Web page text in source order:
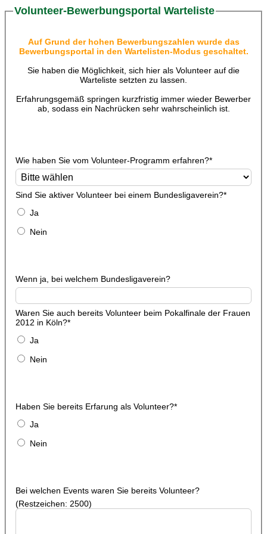
Volunteer-Bewerbungsportal Warteliste
Auf Grund der hohen Bewerbungszahlen wurde das
Bewerbungsportal in den Wartelisten-Modus geschaltet.
Sie haben die Möglichkeit, sich hier als Volunteer auf die
Warteliste setzten zu lassen.
Erfahrungsgemäß springen kurzfristig immer wieder Bewerber
ab, sodass ein Nachrücken sehr wahrscheinlich ist.
Wie haben Sie vom Volunteer-Programm erfahren?*
Sind Sie aktiver Volunteer bei einem Bundesligaverein?*
Ja
Nein
Wenn ja, bei welchem Bundesligaverein?
Waren Sie auch bereits Volunteer beim Pokalfinale der Frauen
2012 in Köln?*
Ja
Nein
Haben Sie bereits Erfarung als Volunteer?*
Ja
Nein
Bei welchen Events waren Sie bereits Volunteer?
(Restzeichen: 2500)